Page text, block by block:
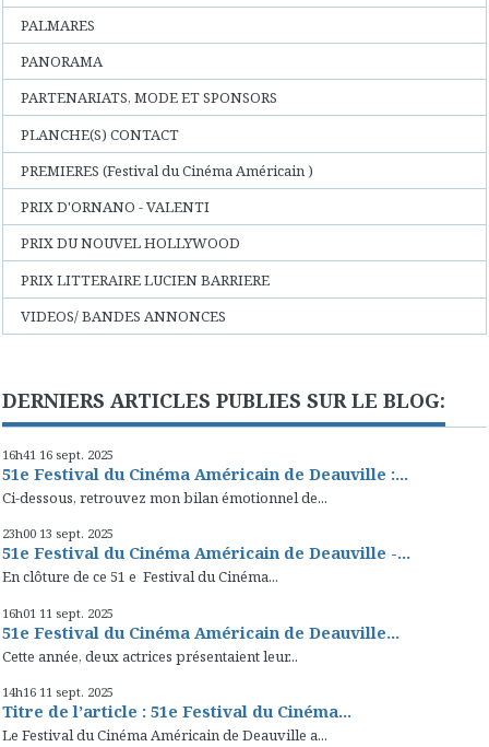
PALMARES
PANORAMA
PARTENARIATS, MODE ET SPONSORS
PLANCHE(S) CONTACT
PREMIERES (Festival du Cinéma Américain )
PRIX D'ORNANO - VALENTI
PRIX DU NOUVEL HOLLYWOOD
PRIX LITTERAIRE LUCIEN BARRIERE
VIDEOS/ BANDES ANNONCES
DERNIERS ARTICLES PUBLIES SUR LE BLOG:
16h41 16 sept. 2025
51e Festival du Cinéma Américain de Deauville :...
Ci-dessous, retrouvez mon bilan émotionnel de...
23h00 13 sept. 2025
51e Festival du Cinéma Américain de Deauville -...
En clôture de ce 51 e Festival du Cinéma...
16h01 11 sept. 2025
51e Festival du Cinéma Américain de Deauville...
Cette année, deux actrices présentaient leur...
14h16 11 sept. 2025
Titre de l’article : 51e Festival du Cinéma...
Le Festival du Cinéma Américain de Deauville a...